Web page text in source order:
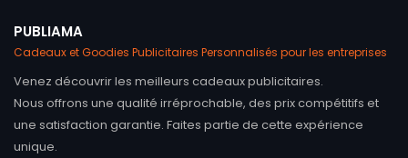
PUBLIAMA
Cadeaux et Goodies Publicitaires Personnalisés pour les entreprises
Venez découvrir les meilleurs cadeaux publicitaires.
Nous offrons une qualité irréprochable, des prix compétitifs et
une satisfaction garantie. Faites partie de cette expérience
unique.